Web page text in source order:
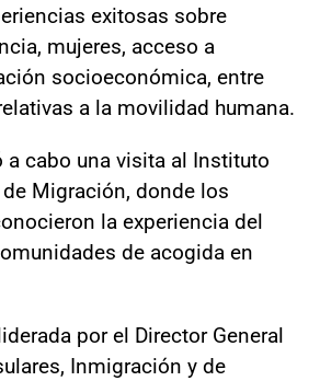
exitosas sobre
mujeres, acceso a
socioeconómica, entre
a la movilidad humana.
a cabo una visita al Instituto
Migración, donde los
la experiencia del
de acogida en
por el Director General
Inmigración y de